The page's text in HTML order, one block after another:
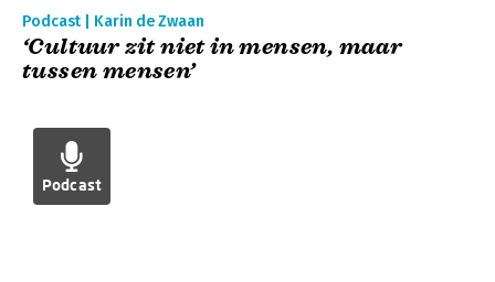
Podcast | Karin de Zwaan
‘Cultuur zit niet in mensen, maar
tussen mensen’
Podcast